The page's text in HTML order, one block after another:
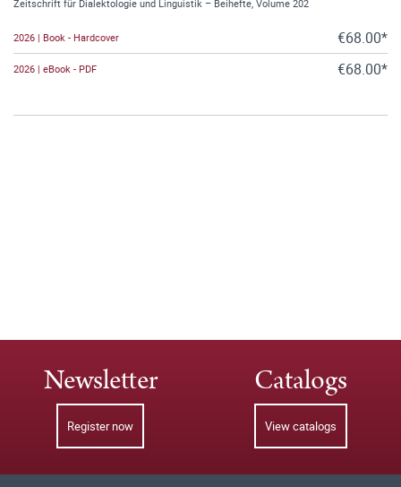
Zeitschrift für Dialektologie und Linguistik – Beihefte, Volume 202
2026 | Book - Hardcover €68.00*
2026 | eBook - PDF €68.00*
Newsletter
Register now
Catalogs
View catalogs